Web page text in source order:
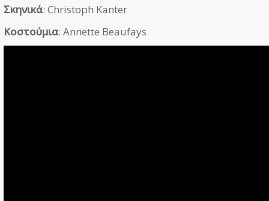
Σκηνικά: Christoph Kanter
Κοστούμια: Annette Beaufays